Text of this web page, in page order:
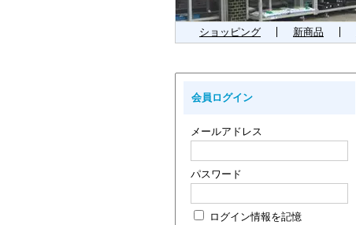
ショッピング 新商品
会員ログイン
メールアドレス
パスワード
ログイン情報を記憶